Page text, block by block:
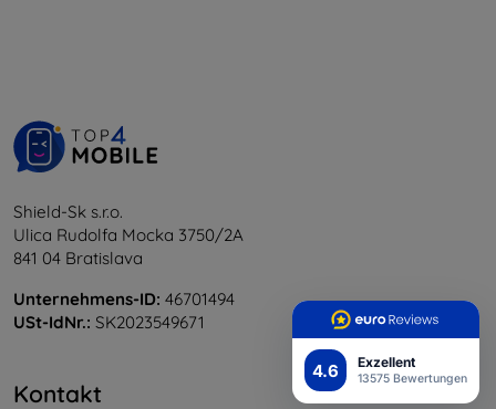
4.6 Exzellent
13575 Bewertungen
Shield-Sk s.r.o.
Ulica Rudolfa Mocka 3750/2A
841 04 Bratislava
Unternehmens-ID: 46701494
USt-IdNr.: SK2023549671
Kontakt